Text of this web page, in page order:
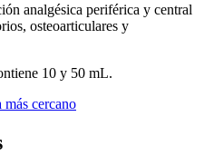
analgésica periférica y central
osteoarticulares y
10 y 50 mL.
cercano